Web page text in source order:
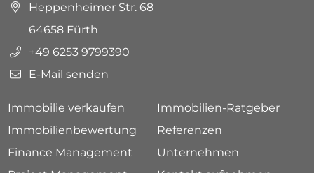
Heppenheimer Str. 68
64658 Fürth
+49 6253 9799390
E-Mail senden
Immobilie verkaufen
Immobilien-Ratgeber
Immobilienbewertung
Referenzen
Finance Management
Unternehmen